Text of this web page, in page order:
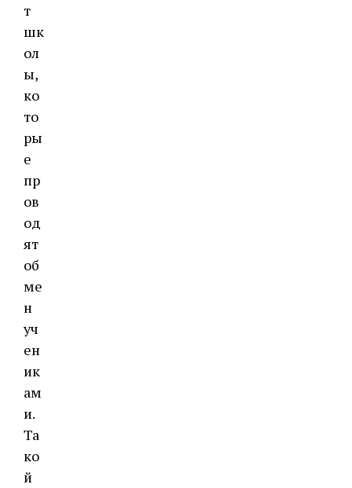
т
шк
ол
ы,
ко
то
ры
е
пр
ов
од
ят
об
ме
н
уч
ен
ик
ам
и.
Та
ко
й